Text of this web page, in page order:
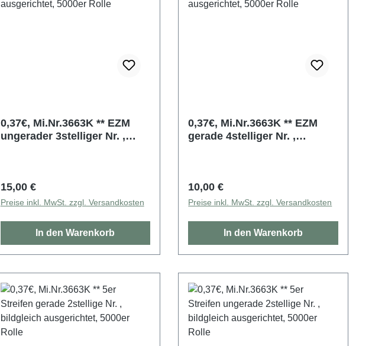
0,37€, Mi.Nr.3663K ** EZM
ungerader 3stelliger Nr. ,
Regulärer Preis:
15,00 €
Preise inkl. MwSt. zzgl. Versandkosten
In den Warenkorb
0,37€, Mi.Nr.3663K ** EZM
gerade 4stelliger Nr. ,
Regulärer Preis:
10,00 €
Preise inkl. MwSt. zzgl. Versandkosten
In den Warenkorb